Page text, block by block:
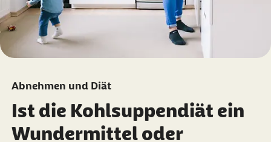
Abnehmen und Diät
Ist die Kohlsuppendiät ein
Wundermittel oder